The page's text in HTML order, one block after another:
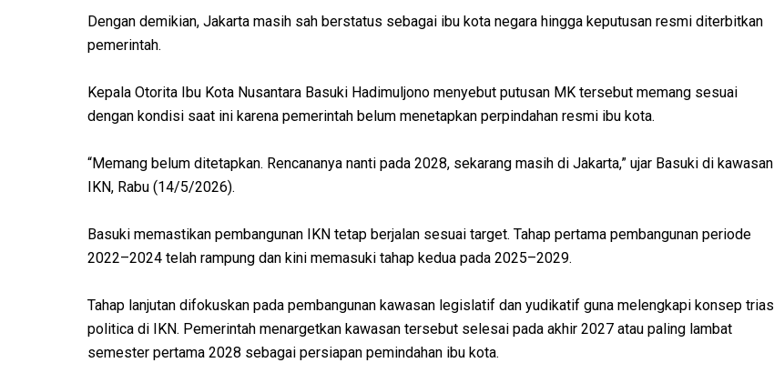
Dengan demikian, Jakarta masih sah berstatus sebagai ibu kota negara hingga keputusan resmi diterbitkan
pemerintah.
Kepala Otorita Ibu Kota Nusantara Basuki Hadimuljono menyebut putusan MK tersebut memang sesuai
dengan kondisi saat ini karena pemerintah belum menetapkan perpindahan resmi ibu kota.
“Memang belum ditetapkan. Rencananya nanti pada 2028, sekarang masih di Jakarta,” ujar Basuki di kawasan
IKN, Rabu (14/5/2026).
Basuki memastikan pembangunan IKN tetap berjalan sesuai target. Tahap pertama pembangunan periode
2022–2024 telah rampung dan kini memasuki tahap kedua pada 2025–2029.
Tahap lanjutan difokuskan pada pembangunan kawasan legislatif dan yudikatif guna melengkapi konsep trias
politica di IKN. Pemerintah menargetkan kawasan tersebut selesai pada akhir 2027 atau paling lambat
semester pertama 2028 sebagai persiapan pemindahan ibu kota.